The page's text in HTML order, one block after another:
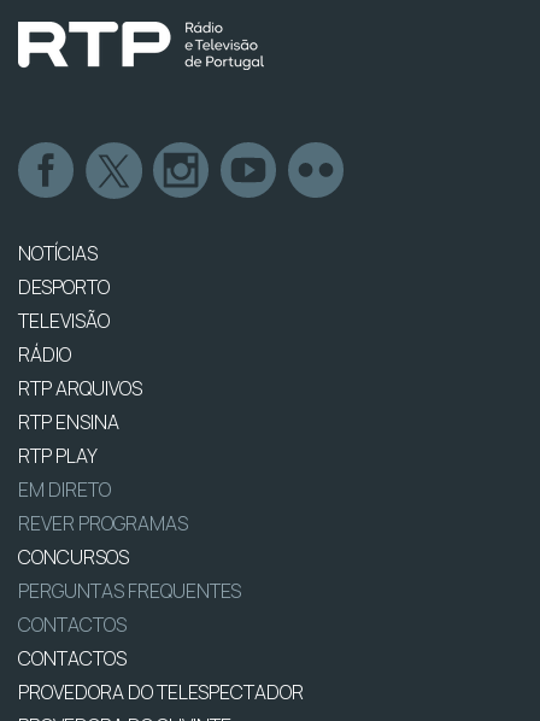
NOTÍCIAS
DESPORTO
TELEVISÃO
RÁDIO
RTP ARQUIVOS
RTP ENSINA
RTP PLAY
EM DIRETO
REVER PROGRAMAS
CONCURSOS
PERGUNTAS FREQUENTES
CONTACTOS
CONTACTOS
PROVEDORA DO TELESPECTADOR